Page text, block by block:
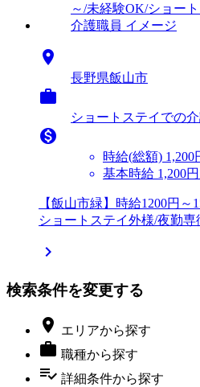

長野県飯山市

ショートステイでの

時給(総額) 1,200
基本時給 1,200
【飯山市緑】時給1200円
ショートステイ外様/夜勤専

検索条件を変更する
 エリアから探す
 職種から探す
playlist_add_check 詳細条件から探す